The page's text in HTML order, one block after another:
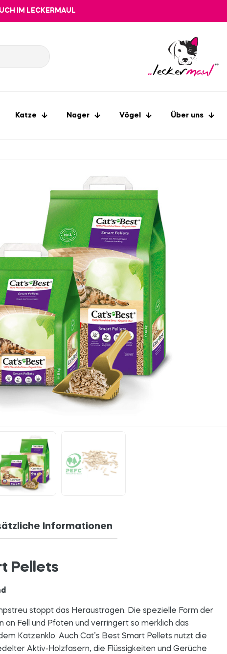
IM LECKERMAUL
Katze Nager Vögel Über uns
Informationen
Pellets
stoppt das Heraustragen. Die spezielle Form der
an Fell und Pfoten und verringert so merklich das
Katzenklo. Auch Cat’s Best Smart Pellets nutzt die
Aktiv-Holzfasern, die Flüssigkeiten und Gerüche